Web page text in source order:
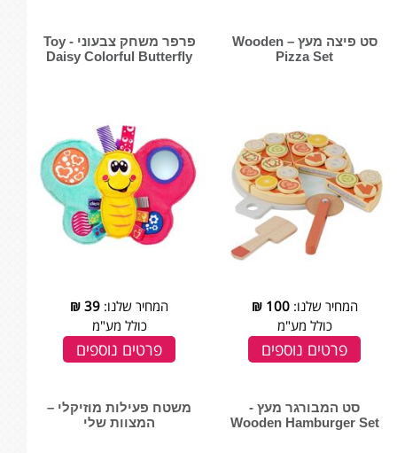
סט פיצה מעץ – ‏‏‏‏Wooden
Pizza Set
המחיר שלנו:100
₪
כולל מע"מ
פרטים נוספים
פרפר משחק צבעוני - Toy
Daisy Colorful Butterfly
המחיר שלנו: 39
₪
כולל מע"מ
פרטים נוספים
סט המבורגר מעץ -
‏‏‏‏Wooden Hamburger Set
משטח פעילות מוזיקלי –
המצוות שלי